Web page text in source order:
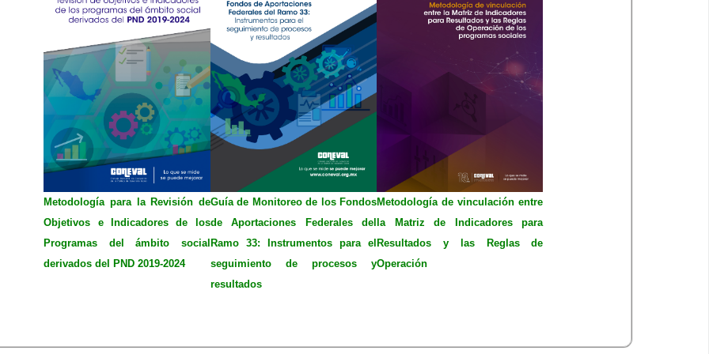
Metodología para la Revisión de
Objetivos e Indicadores de los
Programas del ámbito social
derivados del PND 2019-2024
Guía de Monitoreo de los Fondos
de Aportaciones Federales del
Ramo 33: Instrumentos para el
seguimiento de procesos y
resultados
Metodología de vinculación entre
la Matriz de Indicadores para
Resultados y las Reglas de
Operación